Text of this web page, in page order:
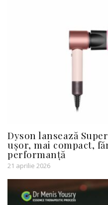
Dyson lansează
ușor, mai compact,
performanță
21 aprilie 2026